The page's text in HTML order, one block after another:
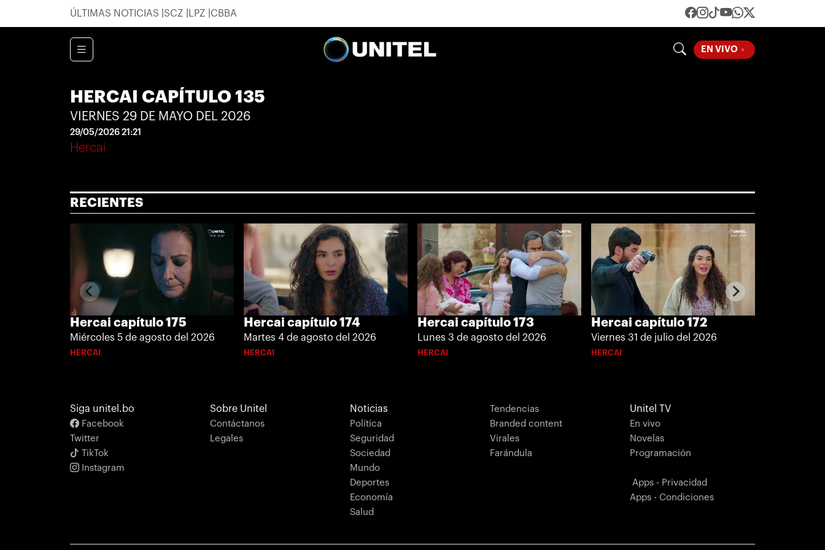
ÚLTIMAS NOTICIAS SCZ LPZ CBBA
EN VIVO
LOADING...
HERCAI CAPÍTULO 135
VIERNES 29 DE MAYO DEL 2026
29/05/2026 21:21
Hercai
RECIENTES
Hercai capítulo 175
Miércoles 5 de agosto del 2026
HERCAI
Hercai capítulo 174
Martes 4 de agosto del 2026
HERCAI
Hercai capítulo 173
Lunes 3 de agosto del 2026
HERCAI
Hercai capítulo 172
Viernes 31 de julio del 2026
HERCAI
Siga unitel.bo
Facebook
Twitter
TikTok
Instagram
Sobre Unitel
Contáctanos
Legales
Noticias
Política
Seguridad
Sociedad
Mundo
Deportes
Economía
Salud
Tendencias
Branded content
Virales
Farándula
Unitel TV
En vivo
Novelas
Programación
Apps - Privacidad
Apps - Condiciones